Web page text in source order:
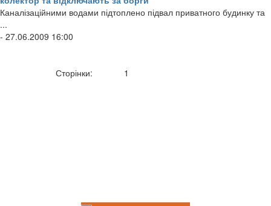
Каналізаційними водами підтоплено підвал приватного будинку та
...
- 27.06.2009 16:00
Сторінки: 1